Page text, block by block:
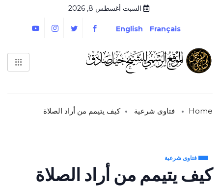
السبت أغسطس 8, 2026
Français
English
Home فتاوى شرعية كيف يتيمم من أراد الصلاة
فتاوى شرعية
كيف يتيمم من أراد الصلاة